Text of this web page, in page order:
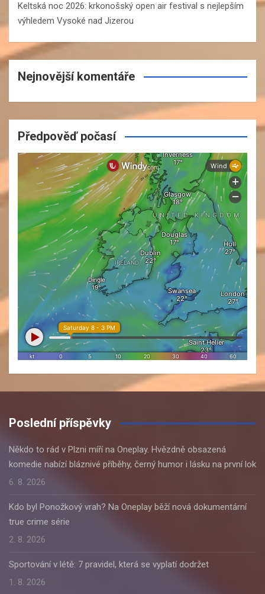
Keltská noc 2026: krkonošský open air festival s nejlepším
výhledem Vysoké nad Jizerou
Nejnovější komentáře
Předpověď počasí
Poslední příspěvky
Někdo to rád v Plzni míří na Oneplay. Hvězdně obsazená
komedie nabízí bláznivé příběhy, černý humor i lásku na první lok
6. 8. 2026
Kdo byl Ponožkový vrah? Na Oneplay běží nová dokumentární
true crime série
2. 8. 2026
Sportování v létě: 7 pravidel, která se vyplatí dodržet
1. 8. 2026